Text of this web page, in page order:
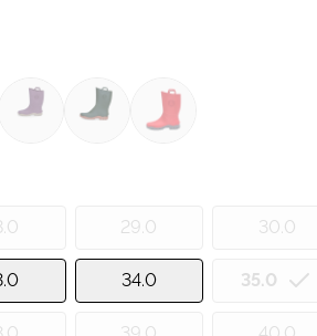
29.0 30.0
34.0 35.0